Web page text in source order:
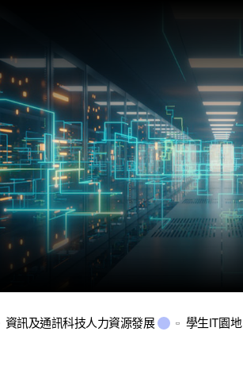
資訊及通訊科技人力資源發展 學生IT園地